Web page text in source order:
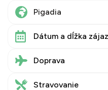
Dátum a dĺžka
Doprava
Stravovanie